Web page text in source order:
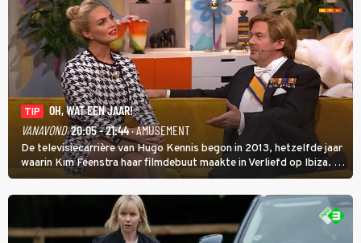
TIP
OH, WAT EEN JAAR!
VANAVOND 20:05 - 21:44· AMUSEMENT
De televisiecarrière van Hugo Kennis begon in 2013, hetzelfde jaar
waarin Kim Feenstra haar filmdebuut maakte in Verliefd op Ibiza. In
Oh, Wat een Jaar! wordt duidelijk wat ze nog meer weten van het
jaar waarin ze allebei eindtwintigers waren.